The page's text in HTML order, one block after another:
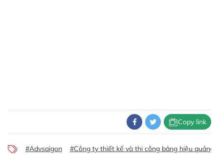
Copy link
#Advsaigon #Công ty thiết kế và thi công bảng hiệu quảng